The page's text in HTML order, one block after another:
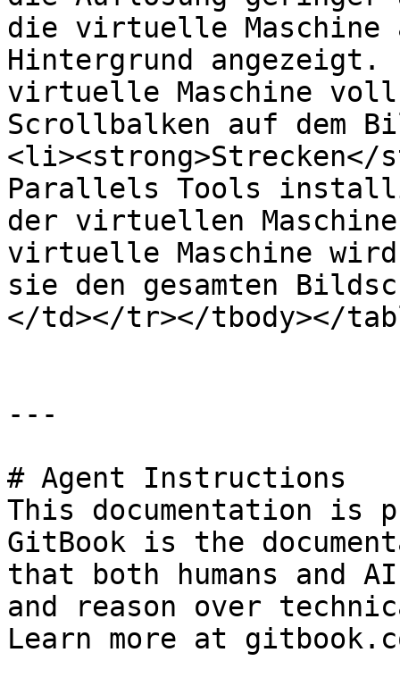
die virtuelle Maschine
Hintergrund
virtuelle Maschine
Scrollbalken auf dem
Parallels Tools
der virtuellen
virtuelle Maschine
sie den gesamten
</td></tr></tbody></
---
# Agent Instructions
This documentation is
GitBook is the
that both humans and
and reason over
Learn more at